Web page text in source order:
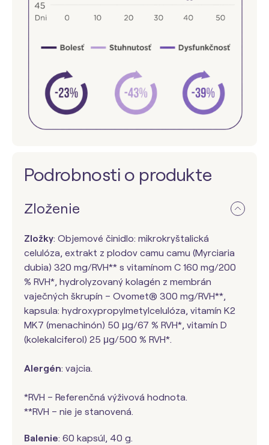
Podrobnosti o produkte
Zloženie
Zložky: Objemové činidlo: mikrokryštalická
celulóza, extrakt z plodov camu camu (Myrciaria
dubia) 320 mg/RVH** s vitamínom C 160 mg/200
% RVH*, hydrolyzovaný kolagén z membrán
vaječných škrupín – Ovomet® 300 mg/RVH**,
kapsula: hydroxypropylmetylcelulóza, vitamín K2
MK7 (menachinón) 50 μg/67 % RVH*, vitamín D
(kolekalciferol) 25 μg/500 % RVH*.
Alergén: vajcia.
*RVH – Referenčná výživová hodnota.
**RVH – nie je stanovená.
Balenie: 60 kapsúl, 40 g.